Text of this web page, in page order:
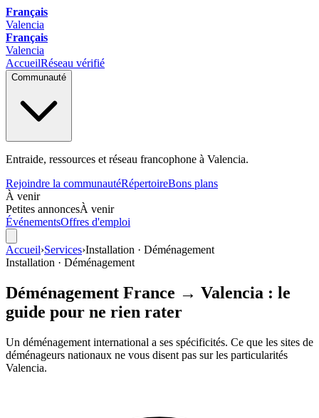
Français
Valencia
Français
Valencia
AccueilRéseau vérifié
Communauté
Entraide, ressources et réseau francophone à Valencia.
Rejoindre la communautéRépertoireBons plans
À venir
Petites annoncesÀ venir
ÉvénementsOffres d'emploi
Accueil›Services›Installation · Déménagement
Installation · Déménagement
Déménagement France → Valencia : le
guide pour ne rien rater
Un déménagement international a ses spécificités. Ce que les sites de
déménageurs nationaux ne vous disent pas sur les particularités
Valencia.